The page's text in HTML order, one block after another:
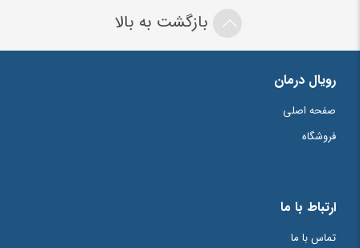
بازگشت به بالا
رویال درمان
صفحه اصلی
فروشگاه
ارتباط با ما
تماس با ما